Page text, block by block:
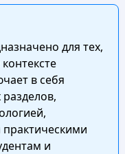
для тех,
в себя
и